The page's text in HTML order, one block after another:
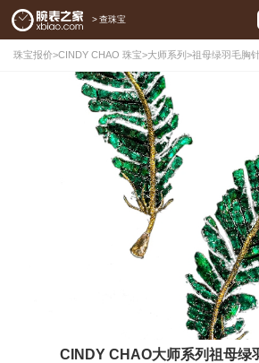
> 查珠宝
珠宝报价>CINDY CHAO 珠宝>大师系列 >祖母绿羽毛胸
CINDY CHAO大师系列祖母绿